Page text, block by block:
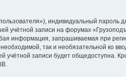
индивидуальный пароль
учётной записи на форумах
информация, запрашиваемая при
так и необязательной ко
записи будет общедоступна.